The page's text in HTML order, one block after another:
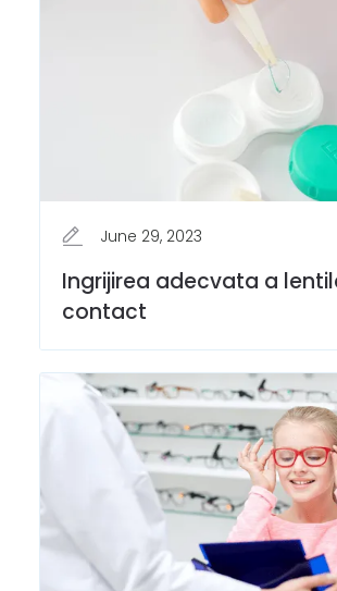
June 29, 2023
Ingrijirea adecvata a
contact